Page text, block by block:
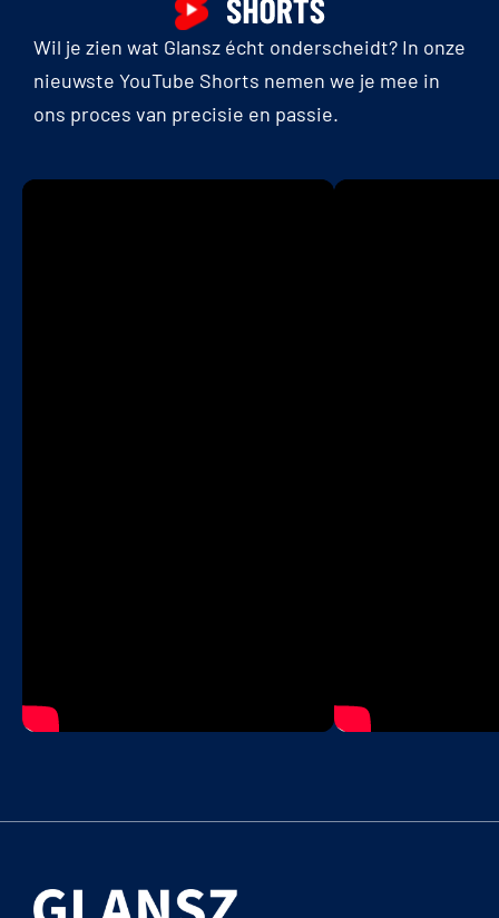
Wil je zien wat Glansz écht onderscheidt? In onze
nieuwste YouTube Shorts nemen we je mee in
ons proces van precisie en passie.